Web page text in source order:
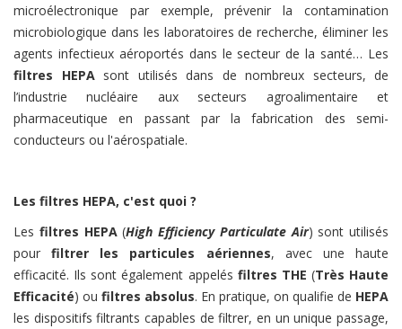
microélectronique par exemple, prévenir la contamination
microbiologique dans les laboratoires de recherche, éliminer les
agents infectieux aéroportés dans le secteur de la santé… Les
filtres HEPAsont utilisés dans de nombreux secteurs, de
l’industrie nucléaire aux secteurs agroalimentaire et
pharmaceutique en passant par la fabrication des semi-
conducteurs ou l'aérospatiale.
Les filtres HEPA, c'est quoi ?
Les filtres HEPA(High Efficiency Particulate Air) sont utilisés
pourfiltrer les particules aériennes, avec une haute
efficacité. Ils sont également appelés filtres THE (Très Haute
Efficacité) ou filtres absolus. En pratique, on qualifie de HEPA
les dispositifs filtrants capables de filtrer, en un unique passage,